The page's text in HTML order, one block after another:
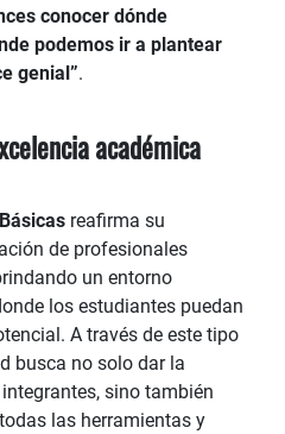
conocer dónde
podemos ir a plantear
genial”.
académica
reafirma su
de profesionales
un entorno
los estudiantes puedan
A través de este tipo
busca no solo dar la
sino también
las herramientas y